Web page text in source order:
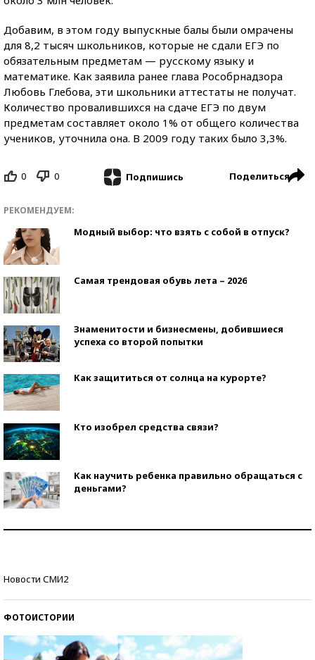
Добавим, в этом году выпускные балы были омрачены
для 8,2 тысяч школьников, которые не сдали ЕГЭ по
обязательным предметам — русскому языку и
математике. Как заявила ранее глава Рособрнадзора
Любовь Глебова, эти школьники аттестаты не получат.
Количество провалившихся на сдаче ЕГЭ по двум
предметам составляет около 1% от общего количества
учеников, уточнила она. В 2009 году таких было 3,3%.
0 0 Подпишись Поделиться
РЕКОМЕНДУЕМ:
Модный выбор: что взять с собой в отпуск?
Самая трендовая обувь лета – 2026
Знаменитости и бизнесмены, добившиеся
успеха со второй попытки
Как защититься от солнца на курорте?
Кто изобрел средства связи?
Как научить ребенка правильно обращаться с
деньгами?
Новости СМИ2
ФОТОИСТОРИИ